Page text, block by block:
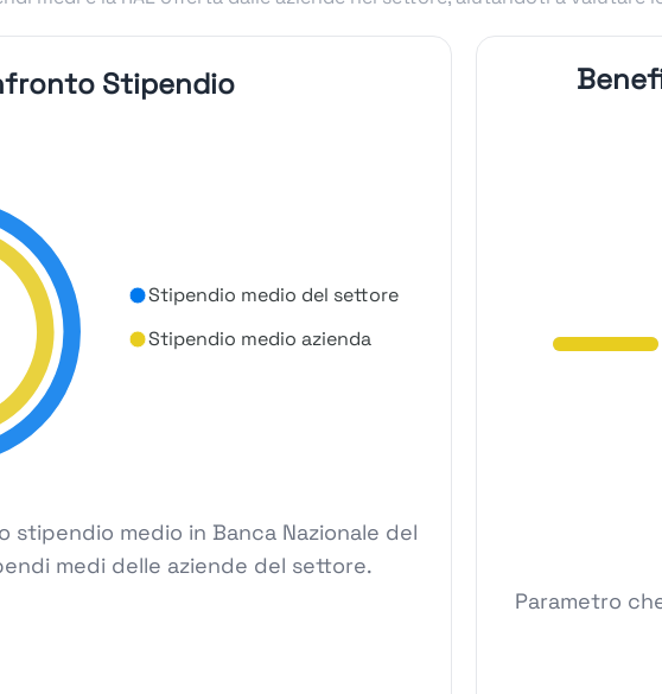
Stipendio
Stipendio medio del settore
Stipendio medio azienda
medio in Banca Nazionale del
medi delle aziende del settore.
Parametro